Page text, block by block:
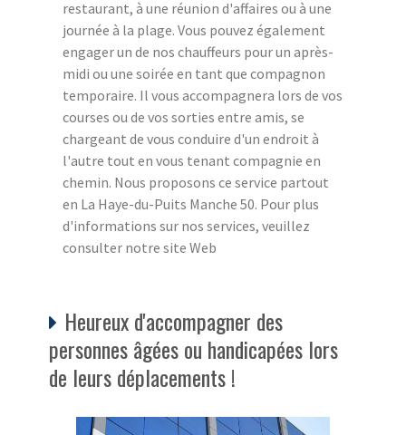
restaurant, à une réunion d'affaires ou à une
journée à la plage. Vous pouvez également
engager un de nos chauffeurs pour un après-
midi ou une soirée en tant que compagnon
temporaire. Il vous accompagnera lors de vos
courses ou de vos sorties entre amis, se
chargeant de vous conduire d'un endroit à
l'autre tout en vous tenant compagnie en
chemin. Nous proposons ce service partout
en La Haye-du-Puits Manche 50. Pour plus
d'informations sur nos services, veuillez
consulter notre site Web
Heureux d'accompagner des
personnes âgées ou handicapées lors
de leurs déplacements !